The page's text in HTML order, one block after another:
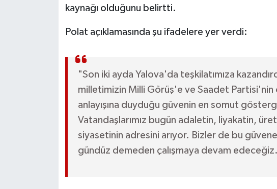
kaynağı olduğunu belirtti.
Polat açıklamasında şu ifadelere yer verdi:
"Son iki ayda Yalova'da teşkilatımıza
milletimizin Milli Görüş'e ve Saadet
anlayışına duyduğu güvenin en somut
Vatandaşlarımız bugün adaletin, liyakatin,
siyasetinin adresini arıyor. Bizler de bu
gündüz demeden çalışmaya devam